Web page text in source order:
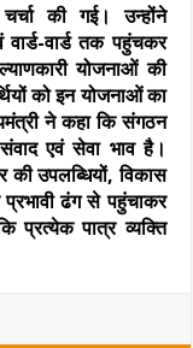
की गई। उन्होंने
वार्ड-वार्ड तक पहुंचकर
योजनाओं की
को इन योजनाओं का
ने कहा कि संगठन
एवं सेवा भाव है।
की उपलब्धियों,विकास
प्रभावी ढंग से पहुंचाकर
प्रत्येक पात्र व्यक्ति